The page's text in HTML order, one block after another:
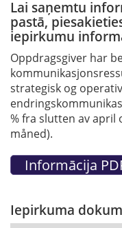
Lai saņemtu
pastā,
iepirkumu
Oppdragsgiver har
strategisk og
% fra slutten av april
måned).
Iepirkuma